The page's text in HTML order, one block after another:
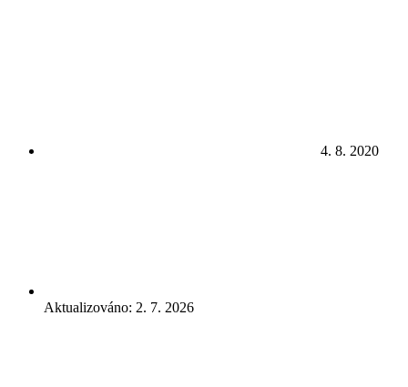
4. 8. 2020
Aktualizováno: 2. 7. 2026